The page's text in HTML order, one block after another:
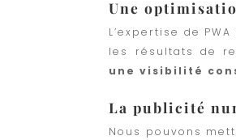
Une
L’expertise de
les résultats de
une visibilité
La publicité
Nous pouvons